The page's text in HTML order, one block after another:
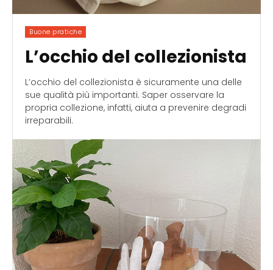
Buone pratiche
L’occhio del collezionista
L’occhio del collezionista è sicuramente una delle
sue qualità più importanti. Saper osservare la
propria collezione, infatti, aiuta a prevenire degradi
irreparabili.